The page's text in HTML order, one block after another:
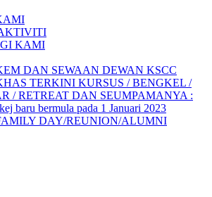
KAMI
DAN SEWAAN DEWAN KSCC
TERKINI KURSUS / BENGKEL /
/ RETREAT DAN SEUMPAMANYA :
baru bermula pada 1 Januari 2023
DAY/REUNION/ALUMNI